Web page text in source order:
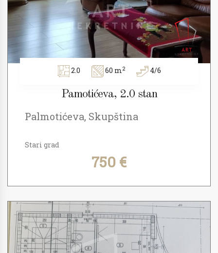
2.0 60 m2 4/6
Pamotićeva, 2.0 stan
Palmotićeva, Skupština
Stari grad
750 €